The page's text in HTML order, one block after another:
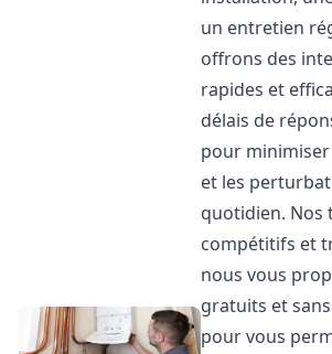
un entretien
offrons des
rapides et
délais de
pour
et les
quotidien. Nos
compétitifs et
nous vous
gratuits et
pour vous